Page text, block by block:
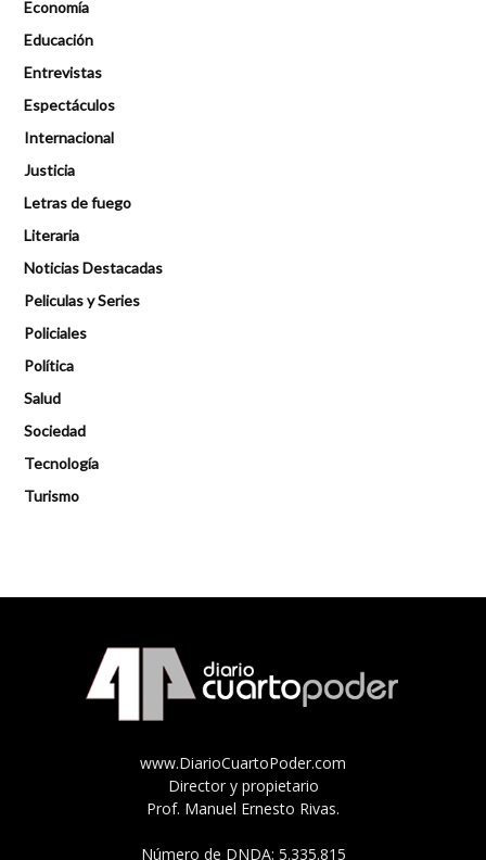
Economía
Educación
Entrevistas
Espectáculos
Internacional
Justicia
Letras de fuego
Literaria
Noticias Destacadas
Peliculas y Series
Policiales
Política
Salud
Sociedad
Tecnología
Turismo
www.DiarioCuartoPoder.com
Director y propietario
Prof. Manuel Ernesto Rivas.
Número de DNDA: 5.335.815